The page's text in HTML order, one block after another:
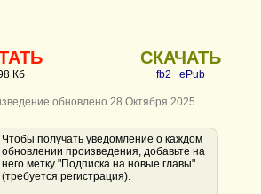
Кб
СКАЧАТЬ
fb2 ePub
обновлено 28 Октября 2025
Чтобы получать уведомление о каждом
обновлении произведения, добавьте на
него метку "Подписка на новые главы"
(требуется регистрация).